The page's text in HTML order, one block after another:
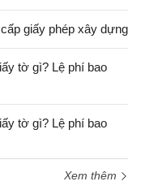
giấy phép xây dựng
tờ gì? Lệ phí bao
tờ gì? Lệ phí bao
Xem thêm